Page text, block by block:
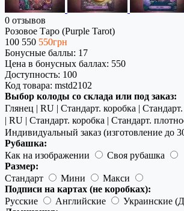
0 отзывов
Розовое Таро (Purple Tarot)
100 550 550грн
Бонусные баллы: 17
Цена в бонусных баллах: 550
Доступность: 100
Код товара: mstd2102
Выбор колоды со склада или под заказ:
Глянец | RU | Стандарт. коробка |
| RU | Стандарт. коробка | Стандарт.
Индивидуальный заказ (изготовление до
Рубашка:
Как на изображении
Своя рубашка
Размер:
Стандарт
Мини
Макси
Подписи на картах (не коробках):
Русские
Английские
Украинские